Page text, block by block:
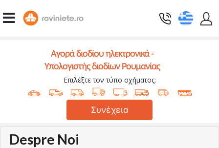
Αγορά διοδίου ηλεκτρονικά -
Υπολογιστής διοδίων Ρουμανίας
Επιλέξτε τον τύπο οχήματος:
Συνέχεια
Despre Noi